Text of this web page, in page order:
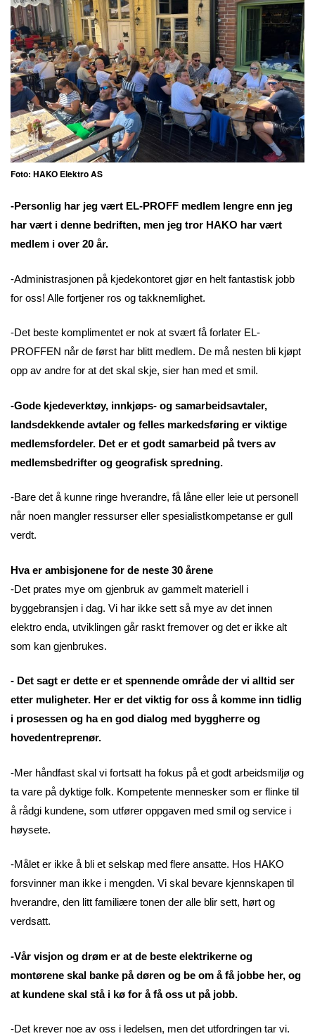
Foto: HAKO Elektro AS
-Personlig har jeg vært EL-PROFF medlem lengre enn jeg
har vært i denne bedriften, men jeg tror HAKO har vært
medlem i over 20 år.
-Administrasjonen på kjedekontoret gjør en helt fantastisk jobb
for oss! Alle fortjener ros og takknemlighet.
-Det beste komplimentet er nok at svært få forlater EL-
PROFFEN når de først har blitt medlem. De må nesten bli kjøpt
opp av andre for at det skal skje, sier han med et smil.
-Gode kjedeverktøy, innkjøps- og samarbeidsavtaler,
landsdekkende avtaler og felles markedsføring er viktige
medlemsfordeler. Det er et godt samarbeid på tvers av
medlemsbedrifter og geografisk spredning.
-Bare det å kunne ringe hverandre, få låne eller leie ut personell
når noen mangler ressurser eller spesialistkompetanse er gull
verdt.
Hva er ambisjonene for de neste 30 årene
-Det prates mye om gjenbruk av gammelt materiell i
byggebransjen i dag. Vi har ikke sett så mye av det innen
elektro enda, utviklingen går raskt fremover og det er ikke alt
som kan gjenbrukes.
- Det sagt er dette er et spennende område der vi alltid ser
etter muligheter. Her er det viktig for oss å komme inn tidlig
i prosessen og ha en god dialog med byggherre og
hovedentreprenør.
-Mer håndfast skal vi fortsatt ha fokus på et godt arbeidsmiljø og
ta vare på dyktige folk. Kompetente mennesker som er flinke til
å rådgi kundene, som utfører oppgaven med smil og service i
høysete.
-Målet er ikke å bli et selskap med flere ansatte. Hos HAKO
forsvinner man ikke i mengden. Vi skal bevare kjennskapen til
hverandre, den litt familiære tonen der alle blir sett, hørt og
verdsatt.
-Vår visjon og drøm er at de beste elektrikerne og
montørene skal banke på døren og be om å få jobbe her, og
at kundene skal stå i kø for å få oss ut på jobb.
-Det krever noe av oss i ledelsen, men det utfordringen tar vi.